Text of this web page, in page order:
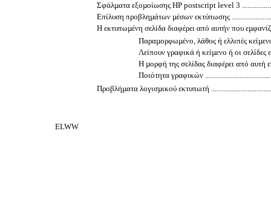
Σφάλµατα εξοµοίωσης HP postscript level 3
Επίλυση προβληµάτων µέσων εκτύπωσης
Η εκτυπωµένη σελίδα διαφέρει από αυτήν που
Παραµορφωµένο, λάθος ή ελλιπές
Λείπουν γραφικά ή κείµενο ή οι σελίδες
Η µορφή της σελίδας διαφέρει από αυτή
Ποιότητα γραφικών
Προβλήµατα λογισµικού εκτυπωτή
ELWW